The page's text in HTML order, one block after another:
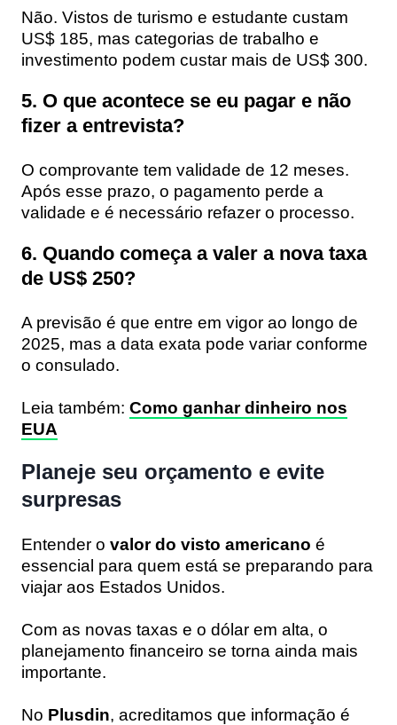
Não. Vistos de turismo e estudante custam
US$ 185, mas categorias de trabalho e
investimento podem custar mais de US$ 300.
5. O que acontece se eu pagar e não
fizer a entrevista?
O comprovante tem validade de 12 meses.
Após esse prazo, o pagamento perde a
validade e é necessário refazer o processo.
6. Quando começa a valer a nova taxa
de US$ 250?
A previsão é que entre em vigor ao longo de
2025, mas a data exata pode variar conforme
o consulado.
Leia também: Como ganhar dinheiro nos
EUA
Planeje seu orçamento e evite
surpresas
Entender o valor do visto americano é
essencial para quem está se preparando para
viajar aos Estados Unidos.
Com as novas taxas e o dólar em alta, o
planejamento financeiro se torna ainda mais
importante.
No Plusdin, acreditamos que informação é